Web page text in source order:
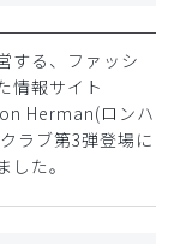
する、ファッシ
情報サイト
Herman(ロンハ
ラブ第3弾登場に
た。